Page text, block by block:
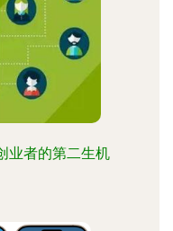
业者的第二生机